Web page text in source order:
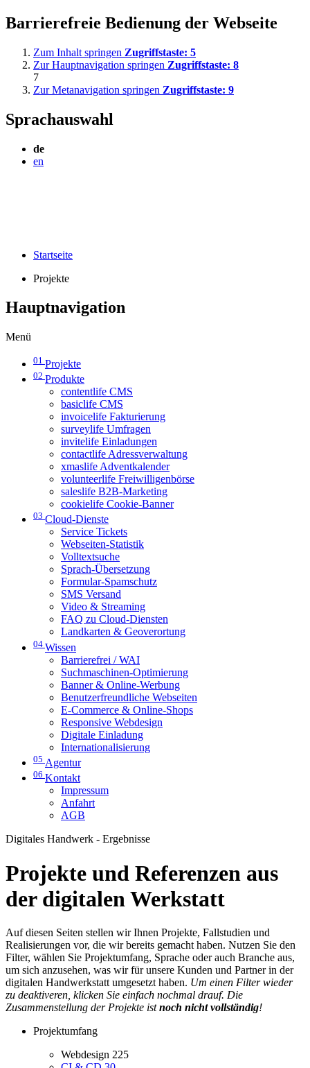
Barrierefreie Bedienung der Webseite
Zum Inhalt springen Zugriffstaste: 5
Zur Hauptnavigation springen Zugriffstaste: 8
7
Zur Metanavigation springen Zugriffstaste: 9
Sprachauswahl
de
en
Startseite
Projekte
Hauptnavigation
Menü
01 Projekte
02 Produkte
contentlife CMS
basiclife CMS
invoicelife Fakturierung
surveylife Umfragen
invitelife Einladungen
contactlife Adressverwaltung
xmaslife Adventkalender
volunteerlife Freiwilligenbörse
saleslife B2B-Marketing
cookielife Cookie-Banner
03 Cloud-Dienste
Service Tickets
Webseiten-Statistik
Volltextsuche
Sprach-Übersetzung
Formular-Spamschutz
SMS Versand
Video & Streaming
FAQ zu Cloud-Diensten
Landkarten & Geoverortung
04 Wissen
Barrierefrei / WAI
Suchmaschinen-Optimierung
Banner & Online-Werbung
Benutzerfreundliche Webseiten
E-Commerce & Online-Shops
Responsive Webdesign
Digitale Einladung
Internationalisierung
05 Agentur
06 Kontakt
Impressum
Anfahrt
AGB
Digitales Handwerk - Ergebnisse
Projekte und Referenzen aus
der digitalen Werkstatt
Auf diesen Seiten stellen wir Ihnen Projekte, Fallstudien und
Realisierungen vor, die wir bereits gemacht haben. Nutzen Sie den
Filter, wählen Sie Projektumfang, Sprache oder auch Branche aus,
um sich anzusehen, was wir für unsere Kunden und Partner in der
digitalen Handwerkstatt umgesetzt haben. Um einen Filter wieder
zu deaktiveren, klicken Sie einfach nochmal drauf. Die
Zusammenstellung der Projekte istnoch nicht vollständig!
Projektumfang
Webdesign 225